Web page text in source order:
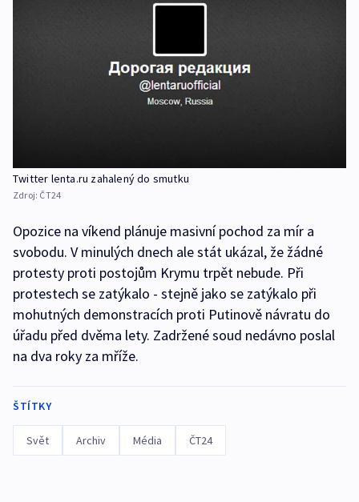
Twitter lenta.ru zahalený do smutku
Zdroj: ČT24
Opozice na víkend plánuje masivní pochod za mír a
svobodu. V minulých dnech ale stát ukázal, že žádné
protesty proti postojům Krymu trpět nebude. Při
protestech se zatýkalo - stejně jako se zatýkalo při
mohutných demonstracích proti Putinově návratu do
úřadu před dvěma lety. Zadržené soud nedávno poslal
na dva roky za mříže.
ŠTÍTKY
Svět Archiv Média ČT24